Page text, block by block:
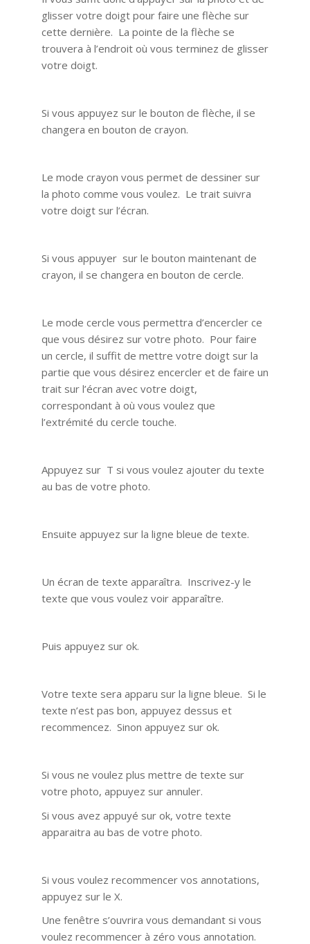
glisser votre doigt pour faire une flèche sur
cette dernière. La pointe de la flèche se
trouvera à l’endroit où vous terminez de glisser
votre doigt.
Si vous appuyez sur le bouton de flèche, il se
changera en bouton de crayon.
Le mode crayon vous permet de dessiner sur
la photo comme vous voulez. Le trait suivra
votre doigt sur l’écran.
Si vous appuyer sur le bouton maintenant de
crayon, il se changera en bouton de cercle.
Le mode cercle vous permettra d’encercler ce
que vous désirez sur votre photo. Pour faire
un cercle, il suffit de mettre votre doigt sur la
partie que vous désirez encercler et de faire un
trait sur l’écran avec votre doigt,
correspondant à où vous voulez que
l’extrémité du cercle touche.
Appuyez sur T si vous voulez ajouter du texte
au bas de votre photo.
Ensuite appuyez sur la ligne bleue de texte.
Un écran de texte apparaîtra. Inscrivez-y le
texte que vous voulez voir apparaître.
Puis appuyez sur ok.
Votre texte sera apparu sur la ligne bleue. Si le
texte n’est pas bon, appuyez dessus et
recommencez. Sinon appuyez sur ok.
Si vous ne voulez plus mettre de texte sur
votre photo, appuyez sur annuler.
Si vous avez appuyé sur ok, votre texte
apparaitra au bas de votre photo.
Si vous voulez recommencer vos annotations,
appuyez sur le X.
Une fenêtre s’ouvrira vous demandant si vous
voulez recommencer à zéro vous annotation.